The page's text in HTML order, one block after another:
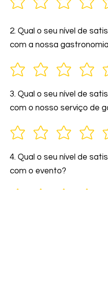
2. Qual o seu nível de
com a nossa
3. Qual o seu nível de
com o nosso serviço de
4. Qual o seu nível de
com o evento?